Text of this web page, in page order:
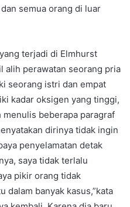
semua orang di luar
terjadi di Elmhurst
alih perawatan seorang pria
seorang istri dan empat
kadar oksigen yang tinggi,
menulis beberapa paragraf
dirinya tidak ingin
penyelamatan detak
saya tidak terlalu
pikir orang tidak
dalam banyak kasus,”kata